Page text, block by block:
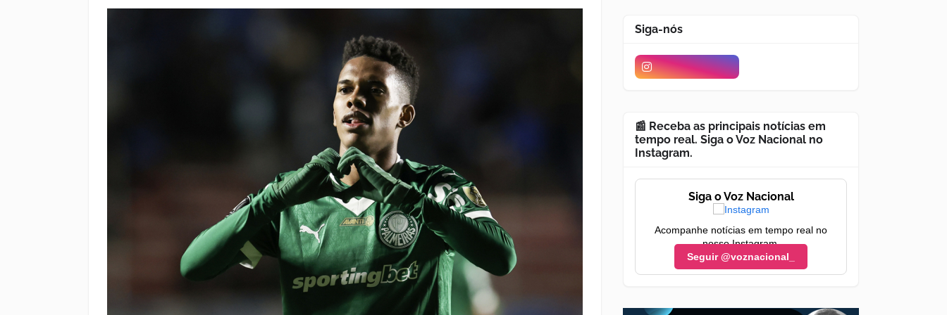
Siga-nós
📰 Receba as principais notícias em
tempo real. Siga o Voz Nacional no
Instagram.
Siga o Voz Nacional
Acompanhe notícias em tempo real no
nosso Instagram.
Seguir @voznacional_